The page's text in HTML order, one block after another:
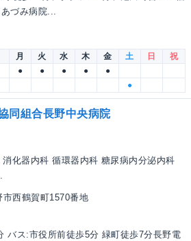
づみ病院...
月 火 水 木 金 土 日
祝
● ● ● ●
●
●
同組合長野中央病院
化器内科 循環器内科 糖尿病内分泌内科
西鶴賀町1570番地
バス:市役所前徒歩5分 緑町徒歩7分長野電